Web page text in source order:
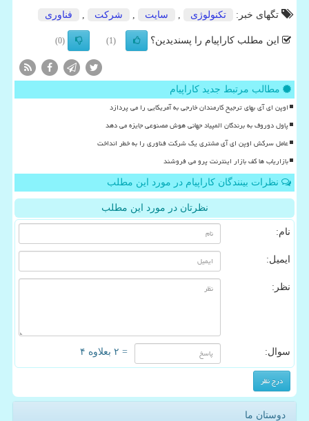
تگهای خبر:
تكنولوژی سایت شركت فناوری
این مطلب کاراپیام را پسندیدین؟ (1)
(0)
مطالب مرتبط جدید کاراپیام
اوپن ای آی بهای ترجیح کارمندان خارجی به آمریکایی را می پردازد
پاول دوروف به برندگان المپیاد جهانی هوش مصنوعی جایزه می دهد
عامل سرکش اوپن ای آی مشتری یک شرکت فناوری را به خطر انداخت
بازاریاب ها کف بازار اینترنت پرو می فروشند
نظرات بینندگان کاراپیام در مورد این مطلب
نظرتان در مورد این مطلب
نام:
ایمیل:
نظر:
سوال: = ۲ بعلاوه ۴
دوستان ما